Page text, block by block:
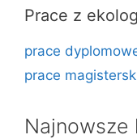
Prace z
prace
prace
Najnowsze